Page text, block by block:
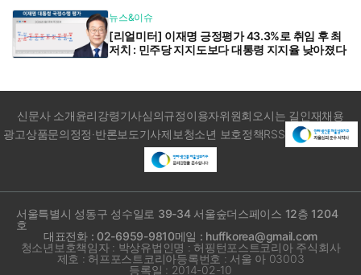
뉴스&이슈
[리얼미터] 이재명 긍정평가 43.3%로 취임 후 최
저치 : 민주당 지지도보다 대통령 지지율 낮아졌다
신문사 소개윤리강령기사심의규정이용자위원회 오시는 길인재채용
광고상품문의정정·반론보도기사제보청소년 보호정책RSS
서울특별시 성동구 성수일로 39-34 서울숲더스페이스 12층 1204
호
대표전화 : 02-6959-9810메일 : huffkorea@gmail.com
청소년보호책임자 : 박상유법인명 : 허핑턴포스트코리아 주식회사
제호 : 허프포스트코리아등록번호 : 서울 아 03003
등록일 : 2014-02-10